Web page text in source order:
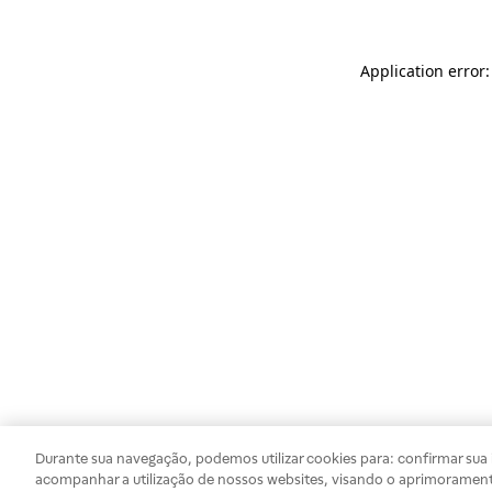
Application
Durante sua navegação, podemos utilizar cookies para: confirmar
acompanhar a utilização de nossos websites, visando o